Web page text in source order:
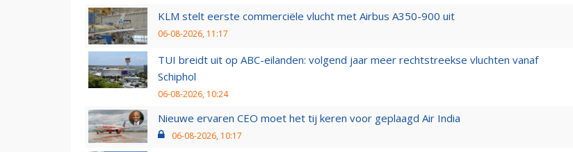
KLM stelt eerste commerciële vlucht met Airbus A350-900 uit
06-08-2026, 11:17
TUI breidt uit op ABC-eilanden: volgend jaar meer rechtstreekse vluchten vanaf
Schiphol
06-08-2026, 10:24
Nieuwe ervaren CEO moet het tij keren voor geplaagd Air India
06-08-2026, 10:17